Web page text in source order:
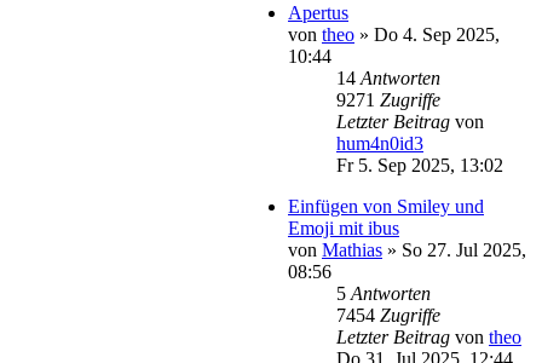
Apertus
von theo » Do 4. Sep 2025,
10:44
14 Antworten
9271 Zugriffe
Letzter Beitrag von
hum4n0id3
Fr 5. Sep 2025, 13:02
Einfügen von Smiley und
Emoji mit ibus
von Mathias » So 27. Jul 2025,
08:56
5 Antworten
7454 Zugriffe
Letzter Beitrag von theo
Do 31. Jul 2025, 12:44